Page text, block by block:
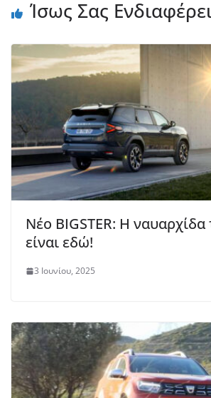
Ίσως Σας
Νέο BIGSTER: Η ναυαρχίδα
είναι εδώ!
3 Ιουνίου, 2025